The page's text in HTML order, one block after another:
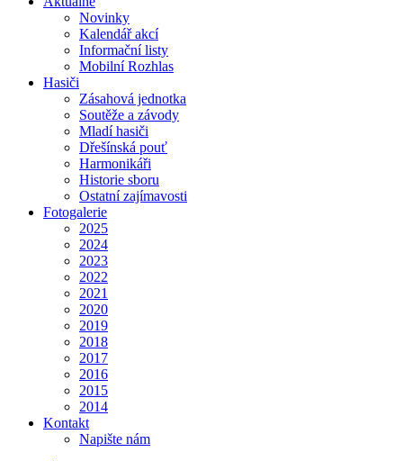
Novinky
Kalendář akcí
Informační listy
Mobilní Rozhlas
Hasiči
Zásahová jednotka
Soutěže a závody
Mladí hasiči
Dřešínská pouť
Harmonikáři
Historie sboru
Ostatní zajímavosti
Fotogalerie
2025
2024
2023
2022
2021
2020
2019
2018
2017
2016
2015
2014
Kontakt
Napište nám